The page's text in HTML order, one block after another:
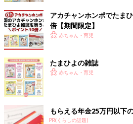
アカチャンホンポでたま
倍【期間限定】
赤ちゃん・育児
たまひよの雑誌
赤ちゃん・育児
もらえる年金25万円以下
PR(くらしの話題)